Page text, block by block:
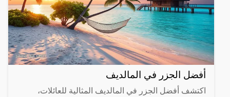
أفضل الجزر في المالديف
اكتشف أفضل الجزر في المالديف المثالية للعائلات،